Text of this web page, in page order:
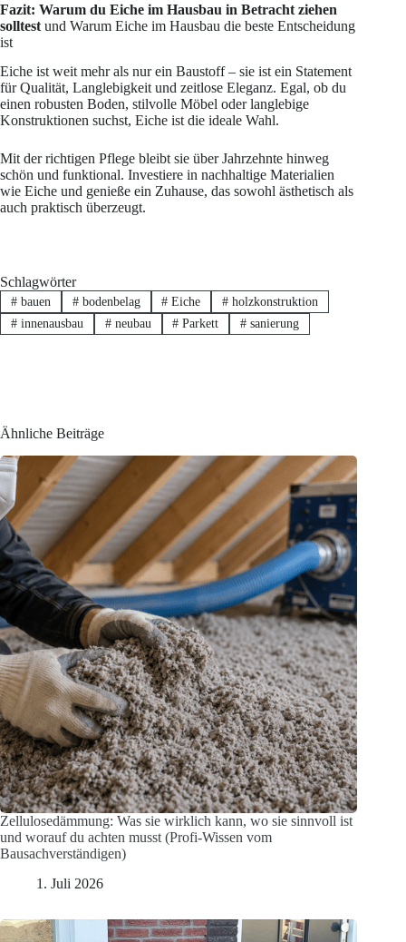
Fazit: Warum du Eiche im Hausbau in Betracht ziehen
solltest und Warum Eiche im Hausbau die beste Entscheidung
ist
Eiche ist weit mehr als nur ein Baustoff – sie ist ein Statement
für Qualität, Langlebigkeit und zeitlose Eleganz. Egal, ob du
einen robusten Boden, stilvolle Möbel oder langlebige
Konstruktionen suchst, Eiche ist die ideale Wahl.
Mit der richtigen Pflege bleibt sie über Jahrzehnte hinweg
schön und funktional. Investiere in nachhaltige Materialien
wie Eiche und genieße ein Zuhause, das sowohl ästhetisch als
auch praktisch überzeugt.
Schlagwörter
#bauen #bodenbelag # Eiche # holzkonstruktion
#innenausbau #neubau # Parkett # sanierung
Ähnliche Beiträge
Zellulosedämmung: Was sie wirklich kann, wo sie sinnvoll ist
und worauf du achten musst (Profi-Wissen vom
Bausachverständigen)
1. Juli 2026